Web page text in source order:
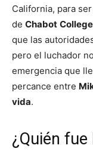
California, para
de Chabot College
que las
pero el luchador
emergencia que
percance entre
vida.
¿Quién